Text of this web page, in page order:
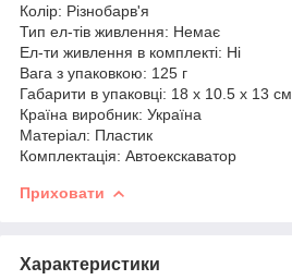
Колір: Різнобарв'я
Тип ел-тів живлення: Немає
Ел-ти живлення в комплекті: Ні
Вага з упаковкою: 125 г
Габарити в упаковці: 18 x 10.5 x 13 см
Країна виробник: Україна
Матеріал: Пластик
Комплектація: Автоекскаватор
Приховати
Характеристики